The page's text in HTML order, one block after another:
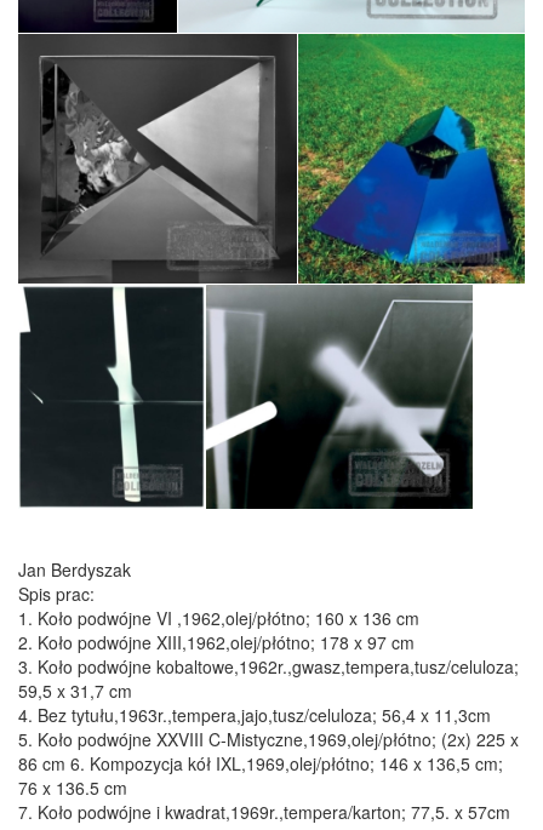
Jan Berdyszak
Spis prac:
1. Koło podwójne VI ,1962,olej/płótno; 160 x 136 cm
2. Koło podwójne XIII,1962,olej/płótno; 178 x 97 cm
3. Koło podwójne kobaltowe,1962r.,gwasz,tempera,tusz/celuloza;
59,5 x 31,7 cm
4. Bez tytułu,1963r.,tempera,jajo,tusz/celuloza; 56,4 x 11,3cm
5. Koło podwójne XXVIII C-Mistyczne,1969,olej/płótno; (2x) 225 x
86 cm 6. Kompozycja kół IXL,1969,olej/płótno; 146 x 136,5 cm;
76 x 136.5 cm
7. Koło podwójne i kwadrat,1969r.,tempera/karton; 77,5. x 57cm